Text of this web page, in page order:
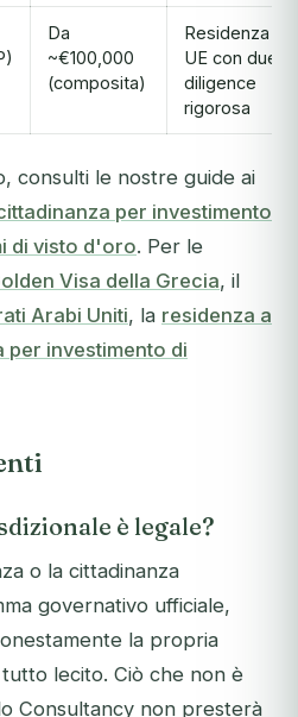
Da
~€100,000
(composita)
Residenza
UE con due
diligence
rigorosa
consulti le nostre guide ai
per investimento
di visto d'oro. Per le
Visa della Grecia, il
Arabi Uniti, la residenza a
per investimento di
è legale?
o la cittadinanza
governativo ufficiale,
la propria
lecito. Ciò che non è
Consultancy non presterà